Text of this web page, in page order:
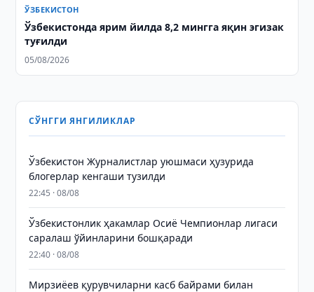
ЎЗБЕКИСТОН
Ўзбекистонда ярим йилда 8,2 мингга яқин эгизак
туғилди
05/08/2026
СЎНГГИ ЯНГИЛИКЛАР
Ўзбекистон Журналистлар уюшмаси ҳузурида
блогерлар кенгаши тузилди
22:45 · 08/08
Ўзбекистонлик ҳакамлар Осиё Чемпионлар лигаси
саралаш ўйинларини бошқаради
22:40 · 08/08
Мирзиёев қурувчиларни касб байрами билан